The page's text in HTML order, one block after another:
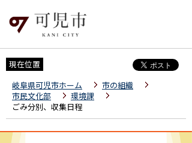
現在位置
岐阜県可児市ホーム
市の組織
市民文化部
環境課
ごみ分別、収集日程